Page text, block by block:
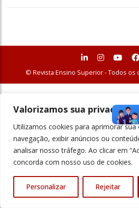
Valorizamos sua privacidade
Utilizamos cookies para aprimorar sua
navegação, exibir anúncios ou
analisar nosso tráfego. Ao clicar em
concorda com nosso uso de cookies.
Personalizar Rejeitar
© Revista Ensino Superior - Todos